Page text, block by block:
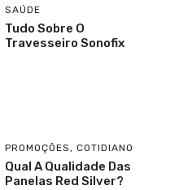
SAÚDE
Tudo Sobre O
Travesseiro Sonofix
PROMOÇÕES, COTIDIANO
Qual A Qualidade Das
Panelas Red Silver?